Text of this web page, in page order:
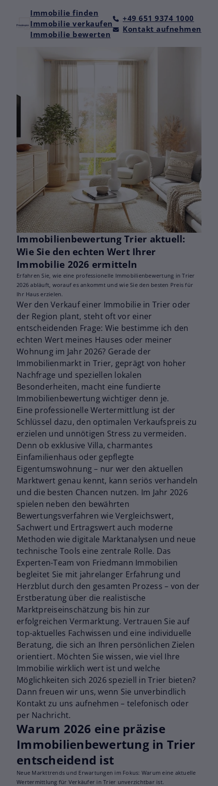
Immobilie finden
Immobilie verkaufen
Immobilie bewerten
+49 651 9374 1000
Kontakt aufnehmen
Immobilienbewertung Trier aktuell:
Wie Sie den echten Wert Ihrer
Immobilie 2026 ermitteln
Erfahren Sie, wie eine professionelle Immobilienbewertung in Trier
2026 abläuft, worauf es ankommt und wie Sie den besten Preis für
Ihr Haus erzielen.
Wer den Verkauf einer Immobilie in Trier oder
der Region plant, steht oft vor einer
entscheidenden Frage: Wie bestimme ich den
echten Wert meines Hauses oder meiner
Wohnung im Jahr 2026? Gerade der
Immobilienmarkt in Trier, geprägt von hoher
Nachfrage und speziellen lokalen
Besonderheiten, macht eine fundierte
Immobilienbewertung wichtiger denn je.
Eine professionelle Wertermittlung ist der
Schlüssel dazu, den optimalen Verkaufspreis zu
erzielen und unnötigen Stress zu vermeiden.
Denn ob exklusive Villa, charmantes
Einfamilienhaus oder gepflegte
Eigentumswohnung – nur wer den aktuellen
Marktwert genau kennt, kann seriös verhandeln
und die besten Chancen nutzen. Im Jahr 2026
spielen neben den bewährten
Bewertungsverfahren wie Vergleichswert,
Sachwert und Ertragswert auch moderne
Methoden wie digitale Marktanalysen und neue
technische Tools eine zentrale Rolle. Das
Experten-Team von Friedmann Immobilien
begleitet Sie mit jahrelanger Erfahrung und
Herzblut durch den gesamten Prozess – von der
Erstberatung über die realistische
Marktpreiseinschätzung bis hin zur
erfolgreichen Vermarktung. Vertrauen Sie auf
top-aktuelles Fachwissen und eine individuelle
Beratung, die sich an Ihren persönlichen Zielen
orientiert. Möchten Sie wissen, wie viel Ihre
Immobilie wirklich wert ist und welche
Möglichkeiten sich 2026 speziell in Trier bieten?
Dann freuen wir uns, wenn Sie unverbindlich
Kontakt zu uns aufnehmen – telefonisch oder
per Nachricht.
Warum 2026 eine präzise
Immobilienbewertung in Trier
entscheidend ist
Neue Markttrends und Erwartungen im Fokus: Warum eine aktuelle
Wertermittlung für Verkäufer in Trier unverzichtbar ist.